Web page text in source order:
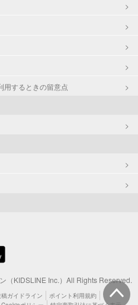
用するときの留意点
（KIDSLINE Inc.）All Rights Reserved.
ガイドライン
ポイント利用規約